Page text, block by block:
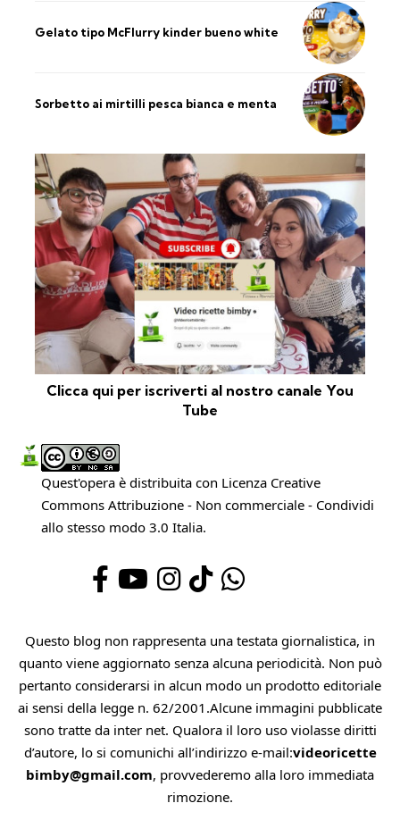
Gelato tipo McFlurry kinder bueno white
Sorbetto ai mirtilli pesca bianca e menta
Clicca qui per iscriverti al nostro canale You
Tube
Quest'opera è distribuita con Licenza Creative
Commons Attribuzione - Non commerciale - Condividi
allo stesso modo 3.0 Italia.
Questo blog non rappresenta una testata giornalistica, in
quanto viene aggiornato senza alcuna periodicità. Non può
pertanto considerarsi in alcun modo un prodotto editoriale
ai sensi della legge n. 62/2001.Alcune immagini pubblicate
sono tratte da inter net. Qualora il loro uso violasse diritti
d’autore, lo si comunichi all’indirizzo e-mail:videoricette
bimby@gmail.com, provvederemo alla loro immediata
rimozione.